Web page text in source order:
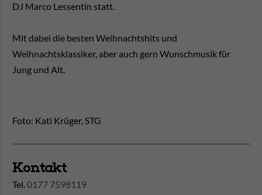
DJ Marco Lessentin statt.
Mit dabei die besten Weihnachtshits und
Weihnachtsklassiker, aber auch gern Wunschmusik für
Jung und Alt.
Foto: Kati Krüger, STG
Kontakt
Tel.0177 7598119